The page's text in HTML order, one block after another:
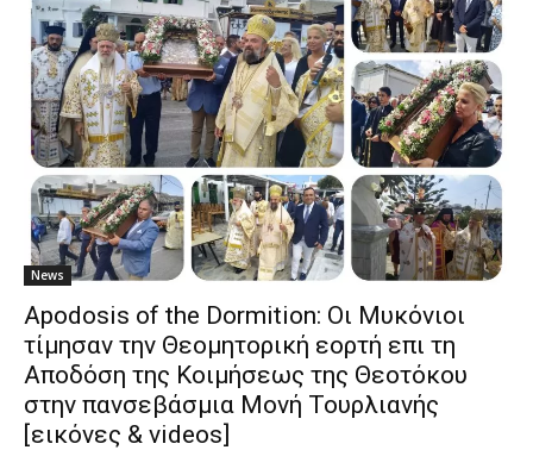
News
Apodosis of the Dormition: Οι Μυκόνιοι
τίμησαν την Θεομητορική εορτή επι τη
Αποδόση της Κοιμήσεως της Θεοτόκου
στην πανσεβάσμια Μονή Τουρλιανής
[εικόνες & videos]